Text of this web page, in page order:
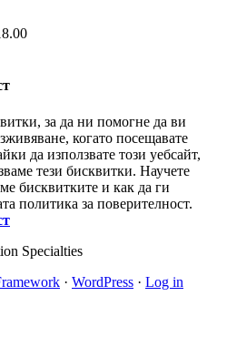
за да ни помогне да ви
когато посещавате
да използвате този уебсайт,
тези бисквитки. Научете
бисквитките и как да ги
политика за поверителност.
Specialties
· WordPress · Log in